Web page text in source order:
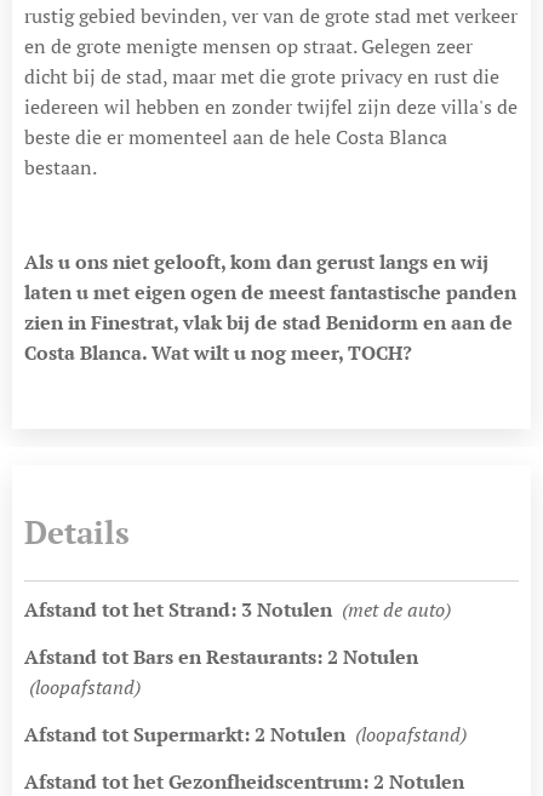
rustig gebied bevinden, ver van de grote stad met verkeer
en de grote menigte mensen op straat. Gelegen zeer
dicht bij de stad, maar met die grote privacy en rust die
iedereen wil hebben en zonder twijfel zijn deze villa's de
beste die er momenteel aan de hele Costa Blanca
bestaan.
Als u ons niet gelooft, kom dan gerust langs en wij
laten u met eigen ogen de meest fantastische panden
zien in Finestrat, vlak bij de stad Benidorm en aan de
Costa Blanca. Wat wilt u nog meer, TOCH?
Details
Afstand tot het Strand: 3 Notulen (met de auto)
Afstand tot Bars en Restaurants: 2 Notulen
(loopafstand)
Afstand tot Supermarkt: 2 Notulen (loopafstand)
Afstand tot het Gezonfheidscentrum: 2 Notulen